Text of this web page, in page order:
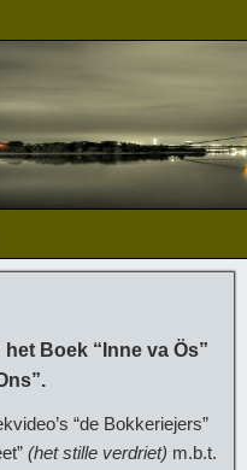
Boek “Inne va Ös”
“de Bokkeriejers”
(het stille verdriet) m.b.t.